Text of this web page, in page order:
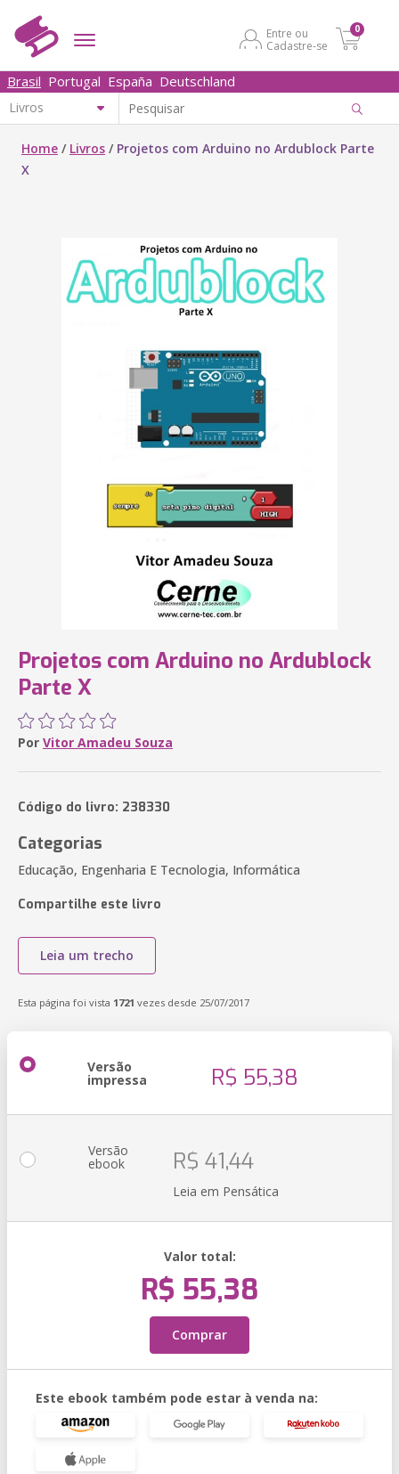
Entre ou
Cadastre-se
0
Brasil Portugal España Deutschland
Home / Livros / Projetos com Arduino no Ardublock Parte
X
Projetos com Arduino no Ardublock
Parte X
Por Vitor Amadeu Souza
Código do livro: 238330
Categorias
Educação, Engenharia E Tecnologia, Informática
Compartilhe este livro
Leia um trecho
Esta página foi vista 1721 vezes desde 25/07/2017
Versão
impressa R$ 55,38
Versão
ebook R$ 41,44
Leia em Pensática
Valor total:
R$ 55,38
Comprar
Este ebook também pode estar à venda na: